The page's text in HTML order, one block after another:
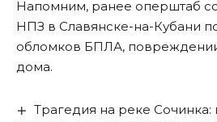
Напомним, ранее оперштаб
НПЗ в Славянске-на-Кубани
обломков БПЛА,
дома.
Трагедия на реке